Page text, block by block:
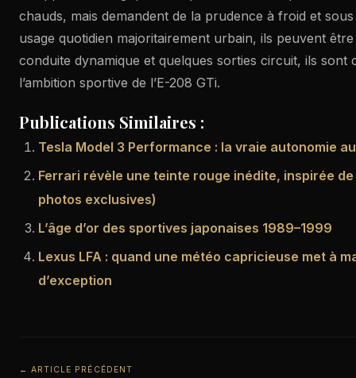
chauds, mais demandent de la prudence à froid et
usage quotidien majoritairement urbain, ils peuvent
conduite dynamique et quelques sorties circuit, ils sont
l’ambition sportive de l’E-208 GTi.
Publications Similaires :
Tesla Model 3 Performance : la vraie autonomie
Ferrari révèle une teinte rouge inédite, inspirée de
photos exclusives)
L’âge d’or des sportives japonaises 1989–1999
Lexus LFA : quand une météo capricieuse met à
d’exception
← ARTICLE PRÉCÉDENT